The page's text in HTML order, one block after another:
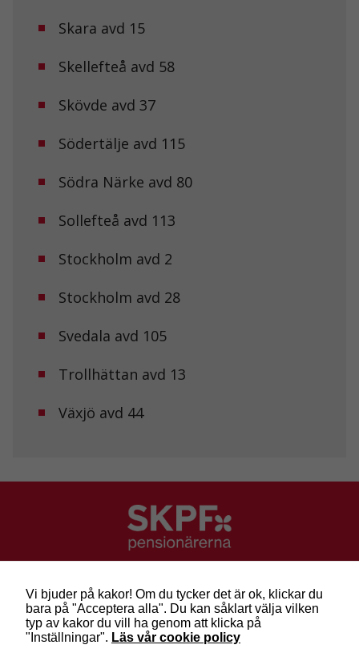
Skara avd 15
Skellefteå avd 58
Skövde avd 37
Södertälje avd 115
Södra Närke avd 80
Sollefteå avd 113
Stockholm avd 2
Stockholm avd 28
Svedala avd 105
Trollhättan avd 13
Växjö avd 44
Besök: Sveavägen 68
Post: Box 3619, 103 59 Stockholm
Telefon: 010-222 81 00
E-post:info@skpf.se
Vi bjuder på kakor! Om du tycker det är ok, klickar du
bara på "Acceptera alla". Du kan såklart välja vilken
typ av kakor du vill ha genom att klicka på
"Inställningar". Läs vår cookie policy
hemsida ska
prestera så
bra som
möjligt under
ditt besök.
de här
kakorna
kommer viss
funktionalitet